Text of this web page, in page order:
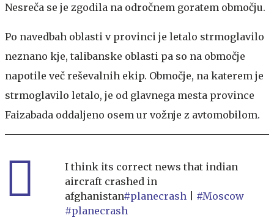
Nesreča se je zgodila na odročnem goratem območju.
Po navedbah oblasti v provinci je letalo strmoglavilo
neznano kje, talibanske oblasti pa so na območje
napotile več reševalnih ekip. Območje, na katerem je
strmoglavilo letalo, je od glavnega mesta province
Faizabada oddaljeno osem ur vožnje z avtomobilom.
I think its correct news that indian
aircraft crashed in
afghanistan#planecrash
#Moscow
#planecrash